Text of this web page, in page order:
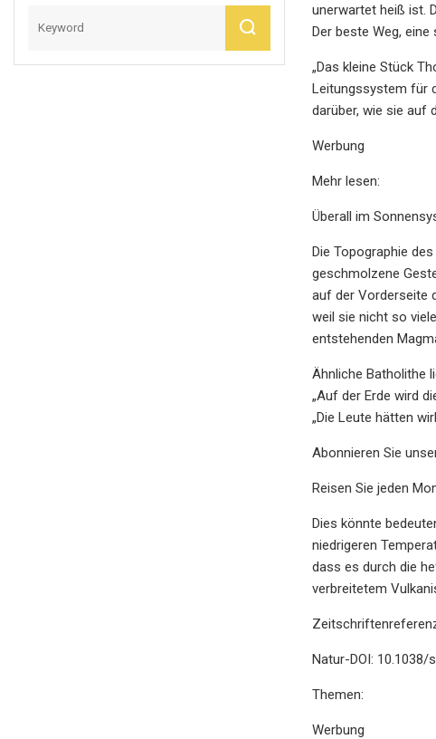
unerwartet heiß ist.
Der beste Weg,
„Das kleine Stück
Leitungssystem für
darüber, wie sie auf
Werbung
Mehr lesen:
Überall im
Die Topographie
geschmolzene
auf der Vorderseite
weil sie nicht so
entstehenden
Ähnliche Batholithe
„Auf der Erde wird
„Die Leute hätten
Abonnieren Sie
Reisen Sie jeden
Dies könnte
niedrigeren
dass es durch die
verbreitetem
Natur-DOI:
Themen:
Werbung